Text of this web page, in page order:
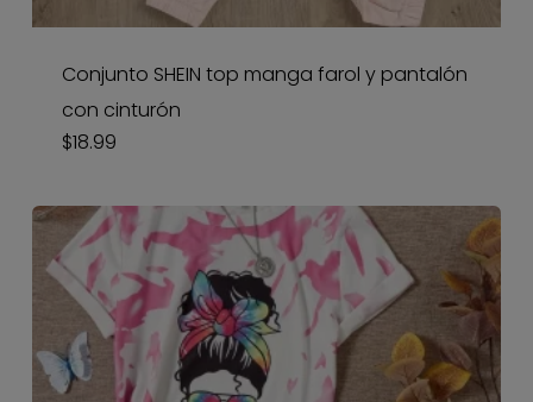
Conjunto SHEIN top manga farol y pantalón
con cinturón
$18.99